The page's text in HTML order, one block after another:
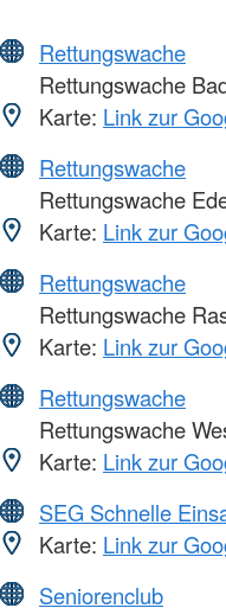
Rettungswache
Rettungswache
Karte: Link zur
Rettungswache
Rettungswache
Karte: Link zur
Rettungswache
Rettungswache
Karte: Link zur
Rettungswache
Rettungswache
Karte: Link zur
SEG Schnelle
Karte: Link zur
Seniorenclub